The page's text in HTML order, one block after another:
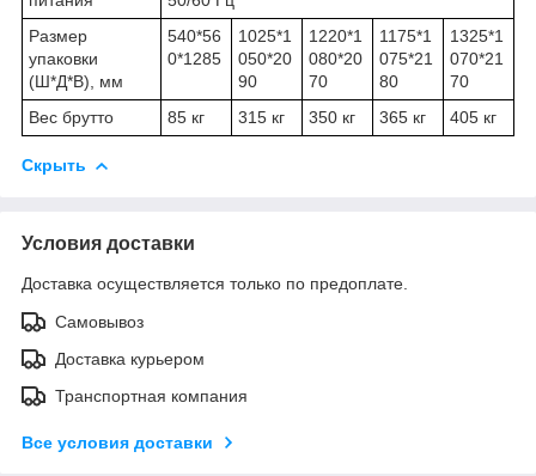
Размер
упаковки
(Ш*Д*В), мм
540*56
0*1285
1025*1
050*20
90
1220*1
080*20
70
1175*1
075*21
80
1325*1
070*21
70
Вес брутто
85 кг 315 кг 350 кг 365 кг 405 кг
Скрыть
Условия доставки
Доставка осуществляется только по предоплате.
Самовывоз
Доставка курьером
Транспортная компания
Все условия доставки